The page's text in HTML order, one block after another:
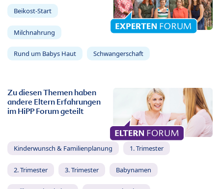
Beikost-Start
Milchnahrung
Rund um Babys Haut Schwangerschaft
Zu diesen Themen haben
andere Eltern Erfahrungen
im HiPP Forum geteilt
Kinderwunsch & Familienplanung 1. Trimester
2. Trimester 3. Trimester Babynamen